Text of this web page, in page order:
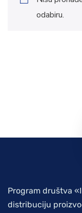
odabiru.
Program društva
distribuciju